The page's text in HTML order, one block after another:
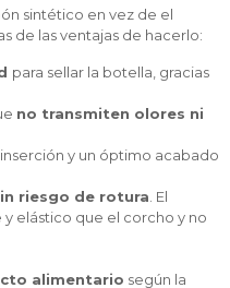
sintético en vez de el
de las ventajas de hacerlo:
para sellar la botella, gracias
no transmiten olores ni
y un óptimo acabado
riesgo de rotura . El
elástico que el corcho y no
alimentario según la